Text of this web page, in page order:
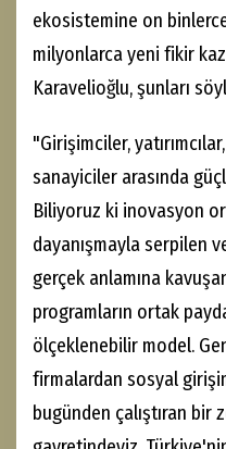
ekosistemine on
milyonlarca yeni fikir
Karavelioğlu, şunları
"Girişimciler,
sanayiciler arasında
Biliyoruz ki inovasyon
dayanışmayla serpilen
gerçek anlamına
programların ortak
ölçeklenebilir model.
firmalardan sosyal
bugünden çalıştıran bir